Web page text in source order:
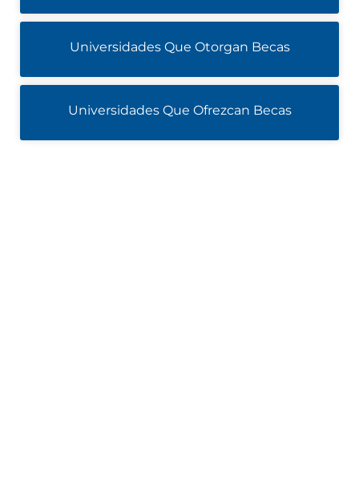
Universidades Que Otorgan Becas
Universidades Que Ofrezcan Becas